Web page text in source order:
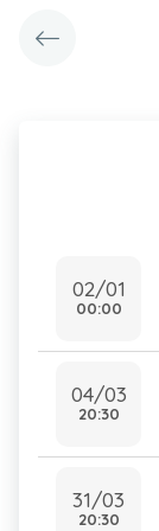
02/01
00:00
04/03
20:30
31/03
20:30